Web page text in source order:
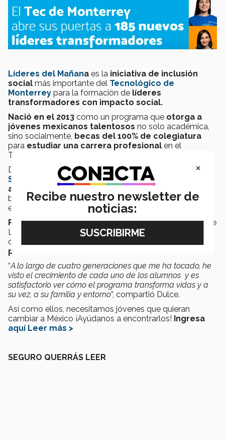
Líderes del Mañana es la iniciativa de inclusión
social más importante del Tecnológico de
Monterrey para la formación de líderes
transformadores con impacto social.
Nació en el 2013 como un programa que otorga a
jóvenes mexicanos talentosos no solo académica,
sino socialmente, becas del 100% de colegiatura
para estudiar una carrera profesional en el
Tecnológico de Monterrey.
Dicho programa, esfinanciado con el apoyo de
Sorteos Tec y donantes quecada año buscan
apoyar a un promedio de 250 estudiantes,
buscando la meta de becar permanentemente a mil
estudiantes.
Para Dulce María García,responsable del proyecto de
Líderes del Mañana en campus Aguascalientes,
comentó que
potenciar el talento de los estudiantes.
“A lo largo de cuatro generaciones que me ha tocado, he
visto el crecimiento de cada uno de los alumnos y es
satisfactorio ver cómo el programa transforma vidas y a
su vez, a su familia y entorno”, compartió Dulce.
Así como ellos, necesitamos jóvenes que quieran
cambiar a México ¡Ayúdanos a encontrarlos! Ingresa
aquí Leer más >
SEGURO QUERRÁS LEER
×
Recibe nuestro newsletter de
noticias: